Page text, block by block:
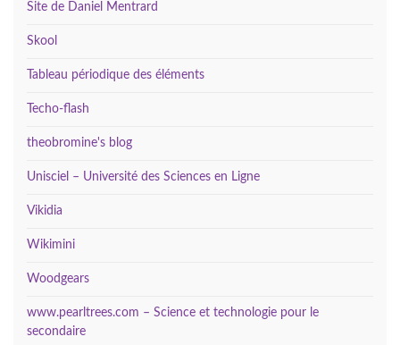
Site de Daniel Mentrard
Skool
Tableau périodique des éléments
Techo-flash
theobromine's blog
Unisciel – Université des Sciences en Ligne
Vikidia
Wikimini
Woodgears
www.pearltrees.com – Science et technologie pour le
secondaire